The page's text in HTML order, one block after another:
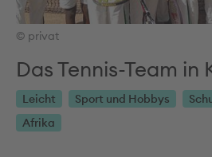
© privat
Das Tennis-Team in
Leicht Sport und Hobbys
Afrika